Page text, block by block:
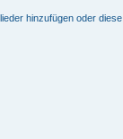
hinzufügen oder diese